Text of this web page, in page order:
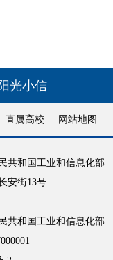
光小信
直属高校 网站地图
共和国工业和信息化部
安街13号
共和国工业和信息化部